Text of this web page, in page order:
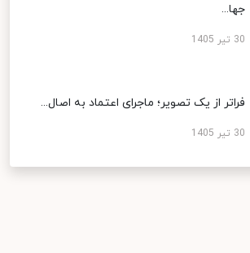
جها...
30 تیر 1405
فراتر از یک تصویر؛ ماجرای اعتماد به اصال...
30 تیر 1405